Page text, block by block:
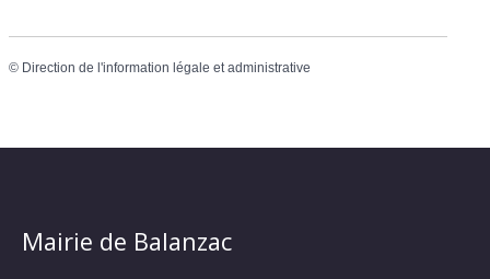
© Direction de l'information légale et administrative
Mairie de Balanzac